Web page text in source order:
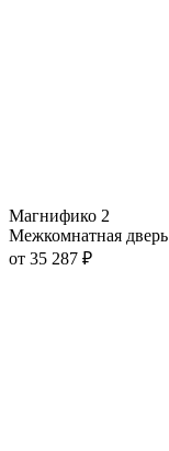
Магнифико 2
Межкомнатная дверь
от 35 287 ₽